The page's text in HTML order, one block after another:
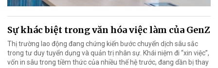
Sự khác biệt trong văn hóa việc làm của GenZ
Thị trường lao động đang chứng kiến bước chuyển dịch sâu sắc
trong tư duy tuyển dụng và quản trị nhân sự. Khái niệm đi “xin việc”,
vốn in sâu trong tiềm thức của nhiều thế hệ trước, đang dần bị thay